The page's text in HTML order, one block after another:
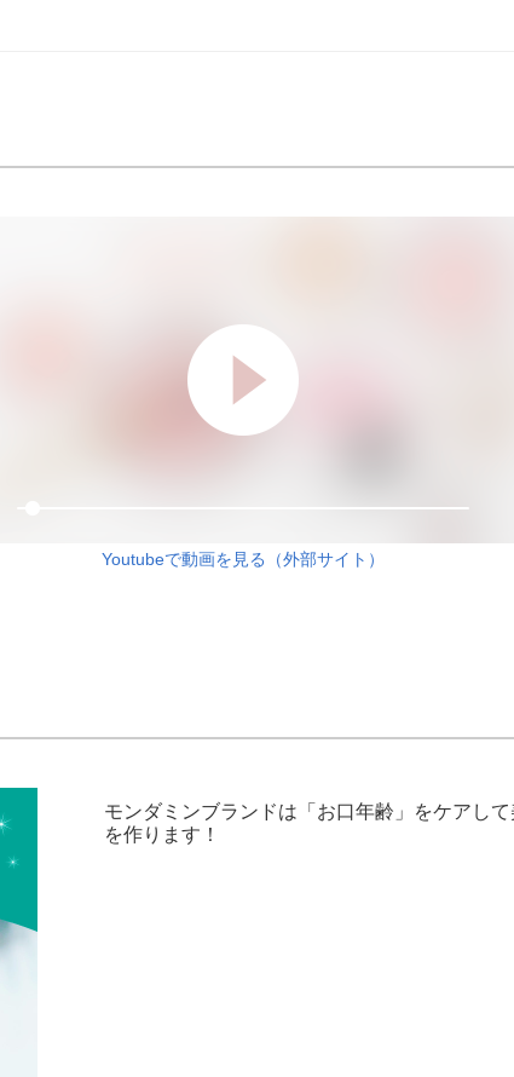
Youtubeで動画を見る（外部サイト）
モンダミンブランドは「お口年齢」をケアし
を作ります！